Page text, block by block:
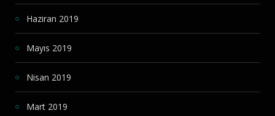
Haziran 2019
Mayıs 2019
Nisan 2019
Mart 2019